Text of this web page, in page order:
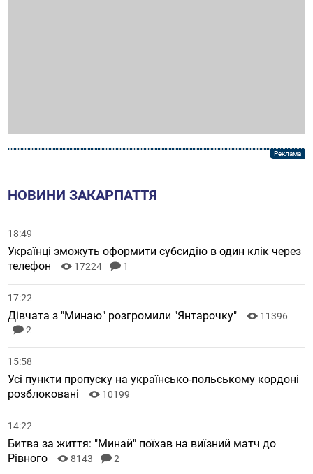
НОВИНИ ЗАКАРПАТТЯ
18:49
Українці зможуть оформити субсидію в один клік через
телефон
17224 1
17:22
Дівчата з "Минаю" розгромили "Янтарочку"
11396
2
15:58
Усі пункти пропуску на українсько-польському кордоні
розблоковані
10199
14:22
Битва за життя: "Минай" поїхав на виїзний матч до
Рівного
8143 2